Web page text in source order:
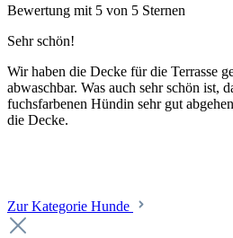
Bewertung mit 5 von 5 Sternen
Sehr schön!
Wir haben die Decke für die Terrasse
abwaschbar. Was auch sehr schön ist,
fuchsfarbenen Hündin sehr gut
die Decke.
Zur Kategorie Hunde